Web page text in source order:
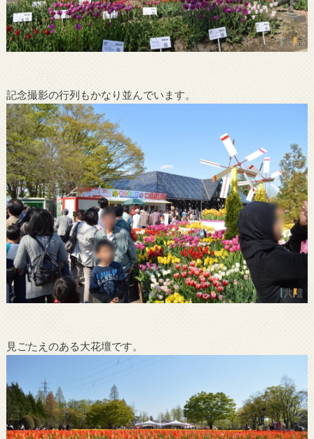
記念撮影の行列もかなり並んでいます。
見ごたえのある大花壇です。